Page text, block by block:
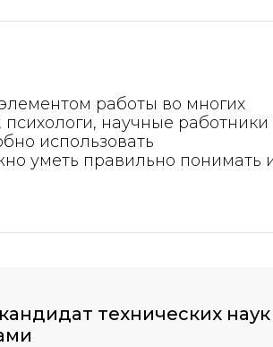
работы во многих
психологи, научные работники
использовать
уметь правильно понимать
технических